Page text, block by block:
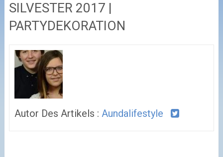
SILVESTER 2017 |
PARTYDEKORATION
Autor Des Artikels : Aundalifestyle